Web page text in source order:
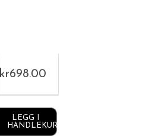
kr698.00
LEGG I
HANDLEKURV